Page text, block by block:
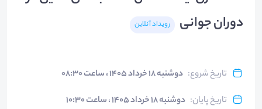
دوران جوانی
رویداد آنلاین
تاریخ شروع: دوشنبه ۱۸ خرداد ۱۴۰۵ ، ساعت ۰۸:۳۰
تاریخ پایان: دوشنبه ۱۸ خرداد ۱۴۰۵ ، ساعت ۱۰:۳۰